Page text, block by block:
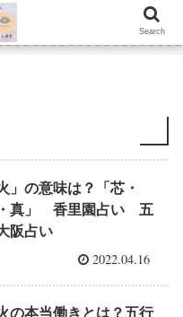
」の意味は？「芯・
真」 香里園占い 五
阪占い
2022.04.16
の本当働きとは？五行
Search